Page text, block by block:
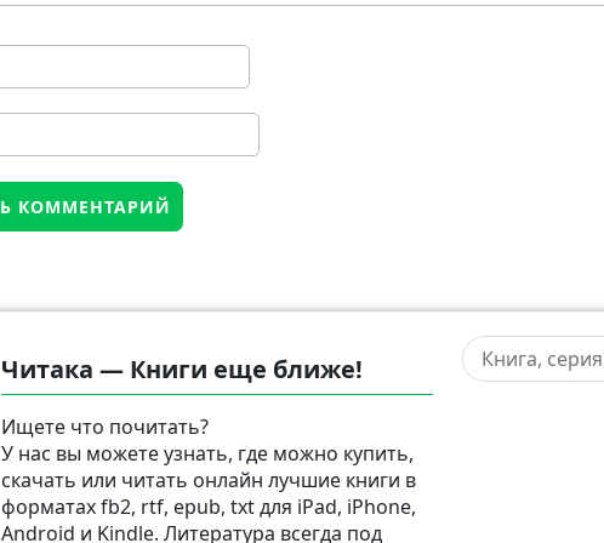
Читака — Книги еще ближе!
Ищете что почитать?
У нас вы можете узнать, где можно купить,
скачать или читать онлайн лучшие книги в
форматах fb2, rtf, epub, txt для iPad, iPhone,
Android и Kindle. Литература всегда под